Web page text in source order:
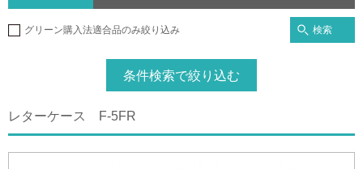
グリーン購入法適合品のみ絞り込み 検索
条件検索で絞り込む
レターケース F-5FR